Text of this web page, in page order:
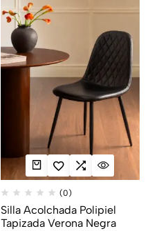
(0)
Silla Acolchada Polipiel
Tapizada Verona Negra